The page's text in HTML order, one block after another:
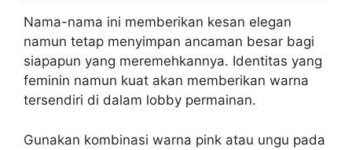
Nama-nama ini memberikan kesan elegan
namun tetap menyimpan ancaman besar bagi
siapapun yang meremehkannya. Identitas yang
feminin namun kuat akan memberikan warna
tersendiri di dalam lobby permainan.
Gunakan kombinasi warna pink atau ungu pada